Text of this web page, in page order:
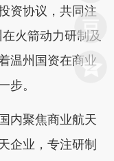
资协议，共同注
火箭动力研制及
温州国资在商业
步。
聚焦商业航天
企业，专注研制